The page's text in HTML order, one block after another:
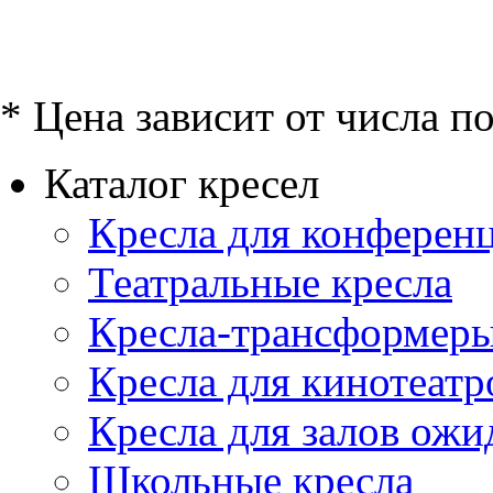
* Цена зависит от числа
Каталог кресел
Кресла для
Театральные кресла
Кресла-
Кресла для
Кресла для залов
Школьные кресла